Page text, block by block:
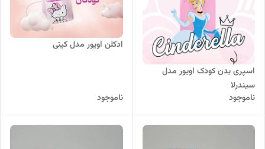
اسپری بدن کودک اویور مدل
سیندرلا
ناموجود
ادکلن اویور مدل کیتی
ناموجود